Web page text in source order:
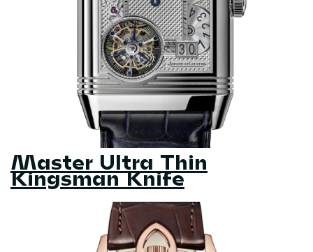
Master Ultra Thin
Kingsman Knife